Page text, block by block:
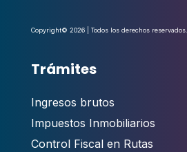
Copyright© 2026 | Todos los derechos reservados.
Trámites
Ingresos brutos
Impuestos Inmobiliarios
Control Fiscal en Rutas